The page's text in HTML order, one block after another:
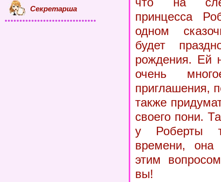
принцесса
одном
будет
рождения. Ей
очень
приглашения,
также
своего пони.
у Роберты
времени, она
этим
вы!
Секретарша